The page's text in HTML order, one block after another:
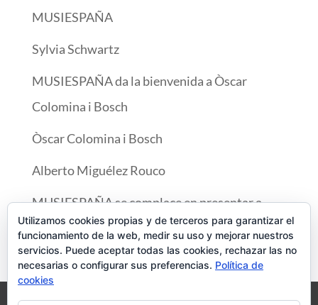
MUSIESPAÑA
Sylvia Schwartz
MUSIESPAÑA da la bienvenida a Òscar
Colomina i Bosch
Òscar Colomina i Bosch
Alberto Miguélez Rouco
MUSIESPAÑA se complace en presentar a
Diana Tishchenko
Utilizamos cookies propias y de terceros para garantizar el
funcionamiento de la web, medir su uso y mejorar nuestros
servicios. Puede aceptar todas las cookies, rechazar las no
necesarias o configurar sus preferencias. Política de
cookies